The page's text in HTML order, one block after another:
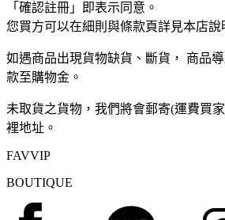
「確認註冊」即表示同意。
您買方可以在細則與條款頁詳見本店說
如遇商品出現貨物缺貨、斷貨， 商品
款至購物金。
未取貨之貨物，我們將會郵寄(運費買
裡地址。
FAVVIP
BOUTIQUE